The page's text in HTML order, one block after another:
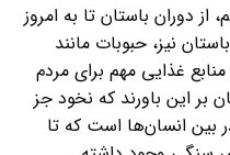
از دوران باستان تا به امروز
نیز، حبوبات مانند
غذایی مهم برای مردم
بر این باورند که نخود جز
بین انسان‌ها است که تا